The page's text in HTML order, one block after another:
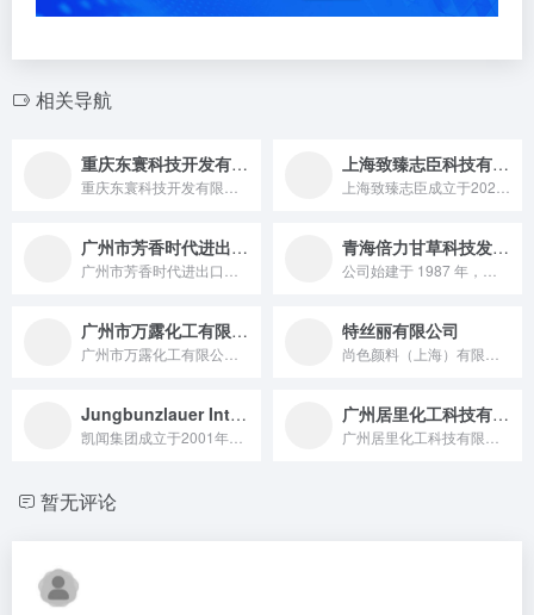
相关导航
重庆东寰科技开发有限公司 上海致臻志臣科技有限公司
广州市芳香时代进出口有限公司 青海倍力甘草科技发展有限责任公司
广州市万露化工有限公司 /上海方登化工有限公司 特丝丽有限公司
Jungbunzlauer International AG 广州居里化工科技有限公司
暂无评论